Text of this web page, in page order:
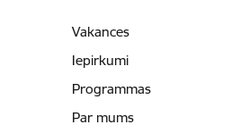
Vakances
Iepirkumi
Programmas
Par mums